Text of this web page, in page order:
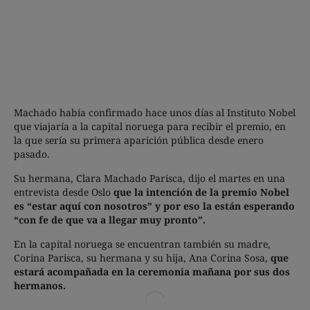
Machado había confirmado hace unos días al Instituto Nobel
que viajaría a la capital noruega para recibir el premio, en
la que sería su primera aparición pública desde enero
pasado.
Su hermana, Clara Machado Parisca, dijo el martes en una
entrevista desde Oslo que la intención de la premio Nobel
es “estar aquí con nosotros” y por eso la están esperando
“con fe de que va a llegar muy pronto”.
En la capital noruega se encuentran también su madre,
Corina Parisca, su hermana y su hija, Ana Corina Sosa, que
estará acompañada en la ceremonia mañana por sus dos
hermanos.